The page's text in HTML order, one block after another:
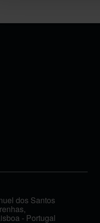
dos Santos
- Portugal